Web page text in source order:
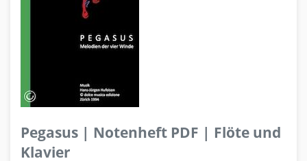
Pegasus | Notenheft PDF | Flöte und
Klavier